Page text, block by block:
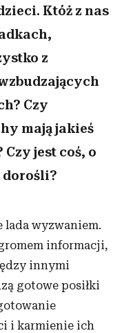
Któż z nas
z
Czy
mają jakieś
jest coś, o
dorośli?
lada wyzwaniem.
informacji,
innymi
gotowe posiłki
i karmienie ich